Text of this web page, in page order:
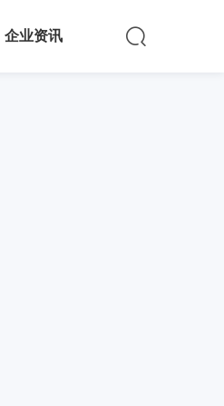
企业资讯